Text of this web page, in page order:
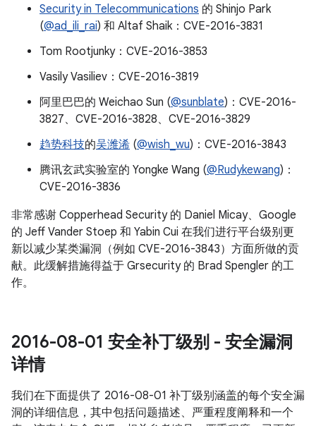
Security in Telecommunications 的 Shinjo Park
(@ad_ili_rai) 和 Altaf Shaik：CVE-2016-3831
Tom Rootjunky：CVE-2016-3853
Vasily Vasiliev：CVE-2016-3819
阿里巴巴的 Weichao Sun (@sunblate)：CVE-2016-
3827、CVE-2016-3828、CVE-2016-3829
趋势科技的吴潍浠 (@wish_wu)：CVE-2016-3843
腾讯玄武实验室的 Yongke Wang (@Rudykewang)：
CVE-2016-3836
非常感谢 Copperhead Security 的 Daniel Micay、Google
的 Jeff Vander Stoep 和 Yabin Cui 在我们进行平台级别更
新以减少某类漏洞（例如 CVE-2016-3843）方面所做的贡
献。此缓解措施得益于 Grsecurity 的 Brad Spengler 的工
作。
2016-08-01 安全补丁级别 - 安全漏洞
详情
我们在下面提供了 2016-08-01 补丁级别涵盖的每个安全漏
洞的详细信息，其中包括问题描述、严重程度阐释和一个